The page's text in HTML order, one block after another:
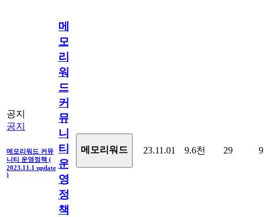
공지
공지
메모리워드 커뮤
니티 운영정책 (
2023.11.1 update
)
메
모
리
워
드
커
뮤
니
티
운
영
정
책
메모리워드 23.11.01 9.6천 29 9